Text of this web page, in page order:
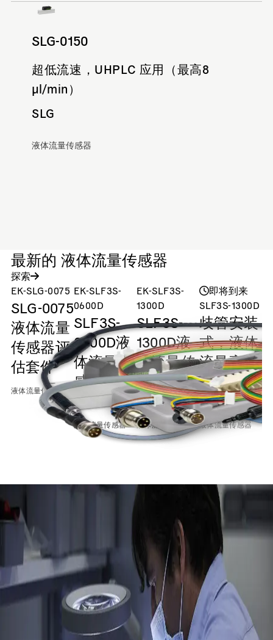
SLG-0150
超低流速，UHPLC 应用（最高8
µl/min）
SLG
液体流量传感器
最新的 液体流量传感器
探索
EK-SLG-0075
SLG-0075
液体流量
传感器评
估套件
液体流量传感器
EK-SLF3S-
0600D
SLF3S-
0600D液
体流量传
感器评估
套件
液体流量传感器
EK-SLF3S-
1300D
SLF3S-
1300D液
体流量传
感器评估
套件
液体流量传感器
即将到来
SLF3S-1300D
歧管安装
式，液体
流量高达
40 毫升/
分钟
液体流量传感器